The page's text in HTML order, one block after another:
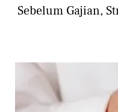
Sebelum Gajian,